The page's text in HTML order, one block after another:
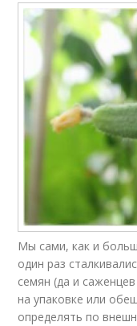
Мы сами, как и
один раз
семян (да и
на упаковке или
определять по